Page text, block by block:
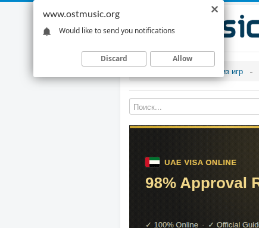
Музыка из игр
www.ostmusic.org
Would like to send you notifications
Discard Allow